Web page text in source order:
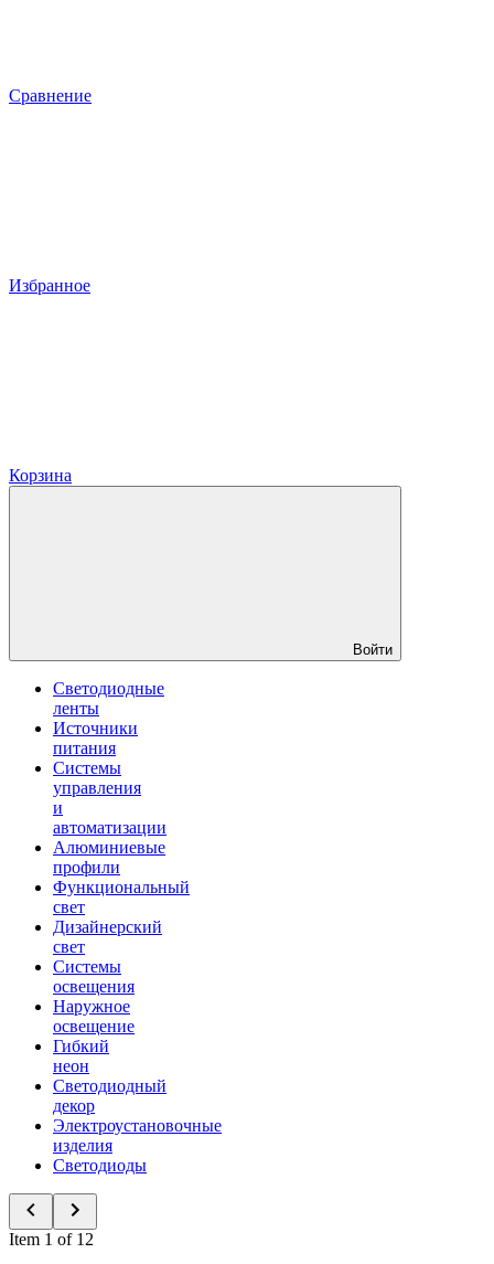
Сравнение
Избранное
Корзина
Войти
Светодиодные
ленты
Источники
питания
Системы
управления
и
автоматизации
Алюминиевые
профили
Функциональный
свет
Дизайнерский
свет
Системы
освещения
Наружное
освещение
Гибкий
неон
Светодиодный
декор
Электроустановочные
изделия
Светодиоды
Item 1 of 12